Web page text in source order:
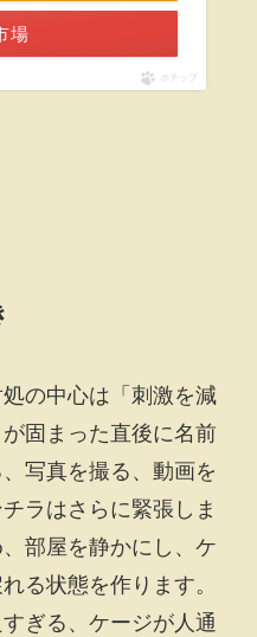
場
ポチップ
の中心は「刺激を減
固まった直後に名前
写真を撮る、動画を
ラはさらに緊張しま
部屋を静かにし、ケ
る状態を作ります。
ぎる、ケージが人通